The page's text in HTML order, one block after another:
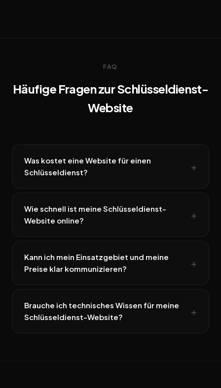
FAQ
Häufige Fragen zur Schlüsseldienst-
Website
Was kostet eine Website für einen
Schlüsseldienst?
Wie schnell ist meine Schlüsseldienst-
Website online?
Kann ich mein Einsatzgebiet und meine
Preise klar kommunizieren?
Brauche ich technisches Wissen für meine
Schlüsseldienst-Website?